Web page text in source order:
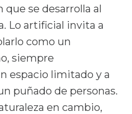
se desarrolla al
Lo artificial invita a
como un
siempre
espacio limitado y a
puñado de personas.
en cambio,